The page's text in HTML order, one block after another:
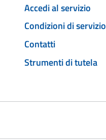
Accedi al servizio
Condizioni di servizio
Contatti
Strumenti di tutela